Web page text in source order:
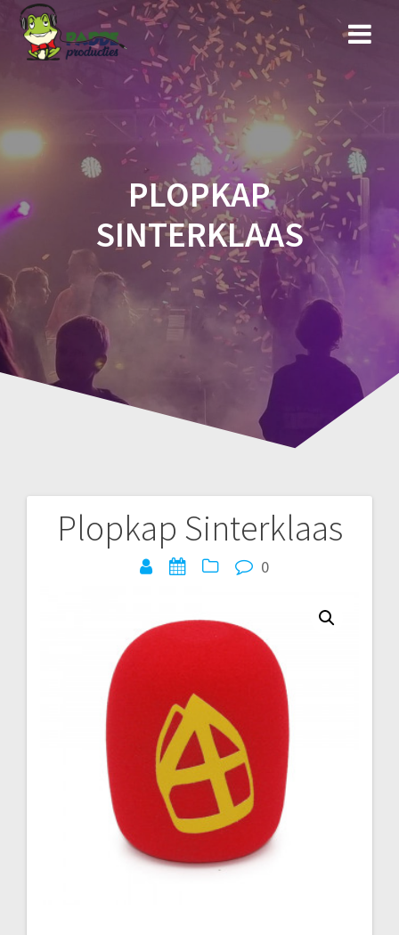
Ga
naar
de
inhoud
PLOPKAP
SINTERKLAAS
Plopkap Sinterklaas
0
Bericht
navigatie